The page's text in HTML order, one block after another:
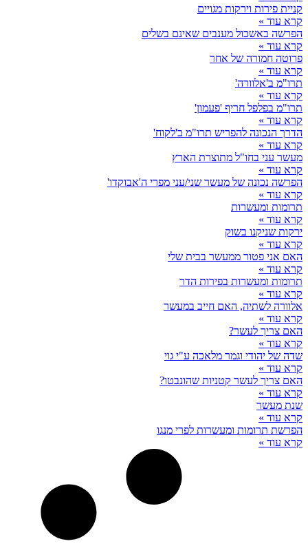
קניית פירות וירקות מגויים
קרא עוד »
הפרשה באשכול מענבים שאינם בשלים
קרא עוד »
פרוטה חמורה של אחר
קרא עוד »
תרו"מ ב'אלוורה'
קרא עוד »
תרו"מ בפלפל חריף 'פעמון'
קרא עוד »
הדרך הנכונה להפריש תרו"מ ב'לקוח'
קרא עוד »
מעשר עני בחו"ל מתוצרת הארץ
קרא עוד »
הפרשה נכונה של מעשר שני/עני מפרי ה'אבוקדו'
קרא עוד »
תרומות ומעשרות
קרא עוד »
ירקות שניקנו בשוק
קרא עוד »
האם אני פטור ממעשר בבית שלי
קרא עוד »
תרומות ומעשרות בפירות הדר
קרא עוד »
אלוורה לשתיה, האם חייב במעשר
קרא עוד »
האם צריך לעשר?
קרא עוד »
שדה של יהודי וגמר מלאכה ע"י גוי
קרא עוד »
האם צריך לעשר קטניות שהונבטו?
קרא עוד »
שנת מעשר
קרא עוד »
הפרשת תרומות ומעשרות לפרי מנגו
קרא עוד »